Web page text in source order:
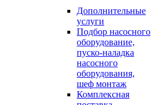
Дополнительные
услуги
Подбор насосного
оборудование,
пуско-наладка
насосного
оборудования,
шеф монтаж
Комплексная